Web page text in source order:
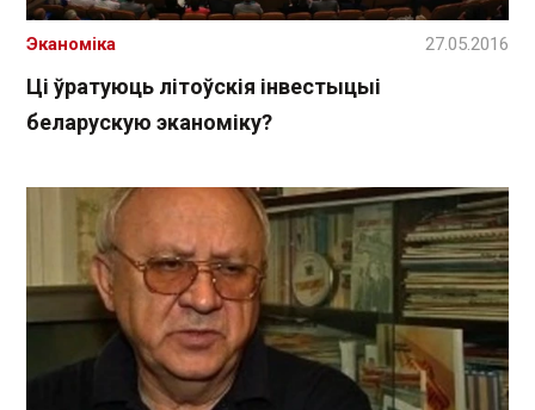
Ці ўратуюць літоўскія інвестыцыі
беларускую эканоміку?
Эканоміка 27.05.2016